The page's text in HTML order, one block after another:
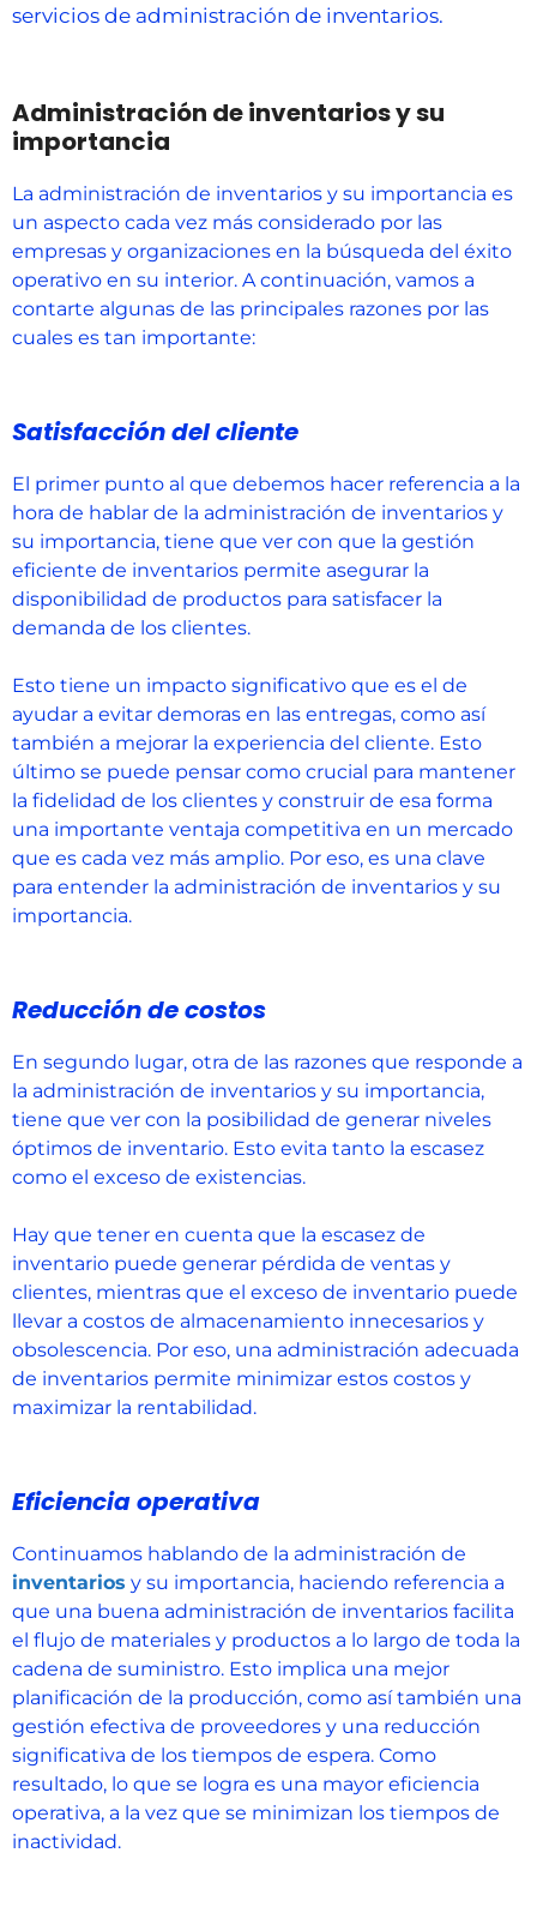
servicios de administración de inventarios.
Administración de inventarios y su
importancia
La administración de inventarios y su importancia es
un aspecto cada vez más considerado por las
empresas y organizaciones en la búsqueda del éxito
operativo en su interior. A continuación, vamos a
contarte algunas de las principales razones por las
cuales es tan importante:
Satisfacción del cliente
El primer punto al que debemos hacer referencia a la
hora de hablar de la administración de inventarios y
su importancia, tiene que ver con que la gestión
eficiente de inventarios permite asegurar la
disponibilidad de productos para satisfacer la
demanda de los clientes.
Esto tiene un impacto significativo que es el de
ayudar a evitar demoras en las entregas, como así
también a mejorar la experiencia del cliente. Esto
último se puede pensar como crucial para mantener
la fidelidad de los clientes y construir de esa forma
una importante ventaja competitiva en un mercado
que es cada vez más amplio. Por eso, es una clave
para entender la administración de inventarios y su
importancia.
Reducción de costos
En segundo lugar, otra de las razones que responde a
la administración de inventarios y su importancia,
tiene que ver con la posibilidad de generar niveles
óptimos de inventario. Esto evita tanto la escasez
como el exceso de existencias.
Hay que tener en cuenta que la escasez de
inventario puede generar pérdida de ventas y
clientes, mientras que el exceso de inventario puede
llevar a costos de almacenamiento innecesarios y
obsolescencia. Por eso, una administración adecuada
de inventarios permite minimizar estos costos y
maximizar la rentabilidad.
Eficiencia operativa
Continuamos hablando de la administración de
inventarios y su importancia, haciendo referencia a
que una buena administración de inventarios facilita
el flujo de materiales y productos a lo largo de toda la
cadena de suministro. Esto implica una mejor
planificación de la producción, como así también una
gestión efectiva de proveedores y una reducción
significativa de los tiempos de espera. Como
resultado, lo que se logra es una mayor eficiencia
operativa, a la vez que se minimizan los tiempos de
inactividad.